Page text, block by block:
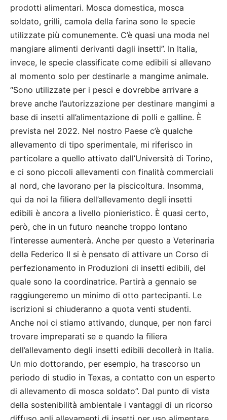
prodotti alimentari. Mosca domestica, mosca
soldato, grilli, camola della farina sono le specie
utilizzate più comunemente. C’è quasi una moda nel
mangiare alimenti derivanti dagli insetti”. In Italia,
invece, le specie classificate come edibili si allevano
al momento solo per destinarle a mangime animale.
“Sono utilizzate per i pesci e dovrebbe arrivare a
breve anche l’autorizzazione per destinare mangimi a
base di insetti all’alimentazione di polli e galline. È
prevista nel 2022. Nel nostro Paese c’è qualche
allevamento di tipo sperimentale, mi riferisco in
particolare a quello attivato dall’Università di Torino,
e ci sono piccoli allevamenti con finalità commerciali
al nord, che lavorano per la piscicoltura. Insomma,
qui da noi la filiera dell’allevamento degli insetti
edibili è ancora a livello pionieristico. È quasi certo,
però, che in un futuro neanche troppo lontano
l’interesse aumenterà. Anche per questo a Veterinaria
della Federico II si è pensato di attivare un Corso di
perfezionamento in Produzioni di insetti edibili, del
quale sono la coordinatrice. Partirà a gennaio se
raggiungeremo un minimo di otto partecipanti. Le
iscrizioni si chiuderanno a quota venti studenti.
Anche noi ci stiamo attivando, dunque, per non farci
trovare impreparati se e quando la filiera
dell’allevamento degli insetti edibili decollerà in Italia.
Un mio dottorando, per esempio, ha trascorso un
periodo di studio in Texas, a contatto con un esperto
di allevamento di mosca soldato”. Dal punto di vista
della sostenibilità ambientale i vantaggi di un ricorso